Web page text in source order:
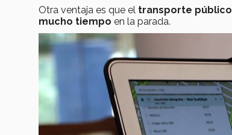
Otra ventaja es que el transporte público
mucho tiempo en la parada.